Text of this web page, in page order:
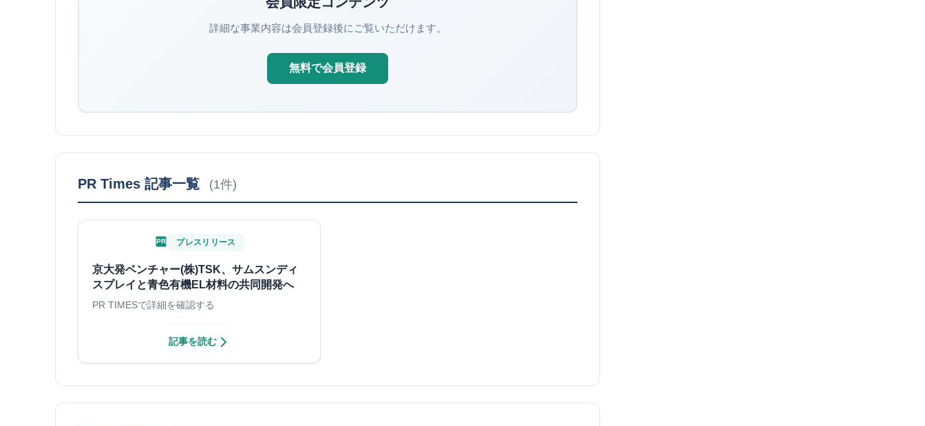
詳細な事業内容は会員登録後にご覧いただけます。
無料で会員登録
PR Times 記事一覧 (1件)
PR プレスリリース
京大発ベンチャー(株)TSK、サムスンディ
スプレイと青色有機EL材料の共同開発へ
PR TIMESで詳細を確認する
記事を読む